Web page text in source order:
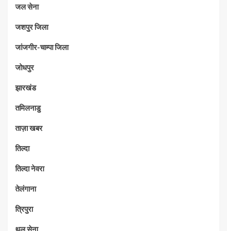
जल सेना
जशपुर जिला
जांजगीर-चाम्पा जिला
जोधपुर
झारखंड
तमिलनाडु
ताज़ा खबर
तिल्दा
तिल्दा नेवरा
तेलंगाना
त्रिपुरा
थल सेना